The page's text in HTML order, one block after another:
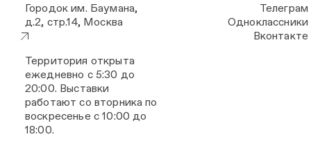
Городок им. Баумана,
д.2, стр.14, Москва
Территория открыта
ежедневно с 5:30 до
20:00. Выставки
работают со вторника по
воскресенье с 10:00 до
18:00.
Телеграм
Одноклассники
Вконтакте